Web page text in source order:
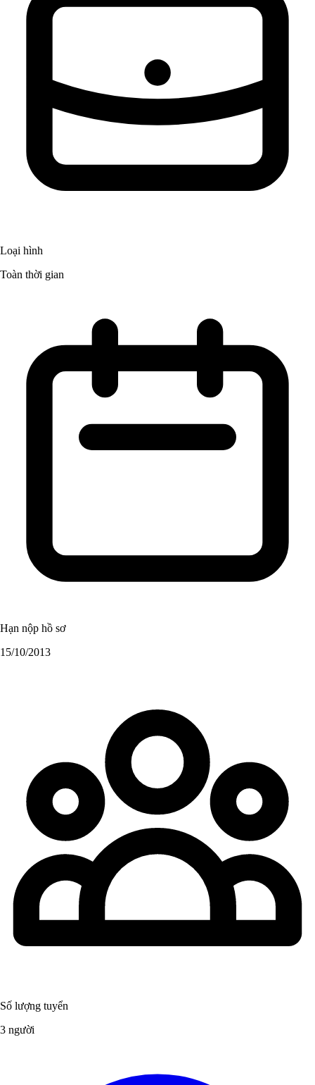
Loại hình
Toàn thời gian
Hạn nộp hồ sơ
15/10/2013
Số lượng tuyển
3 người